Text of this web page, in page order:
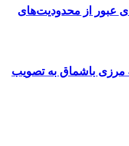
عبور از محدودیت‌های
مرزی باشماق به تصویب